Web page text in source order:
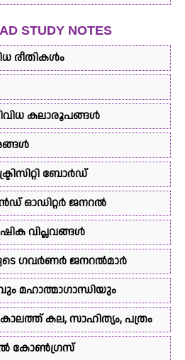
STUDY NOTES
രീതികൾം
കലാരൂപങ്ങൾ
ബോർഡ്
ഓഡിറ്റർ ജനറൽ
വിപ്ലവങ്ങൾ
ഗവർണർ ജനറൽമാർ
മഹാത്മാഗാന്ധിയും
കല, സാഹിത്യം, പത്രം
കോൺഗ്രസ്